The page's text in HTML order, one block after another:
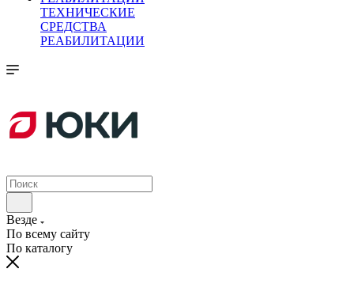
ТЕХНИЧЕСКИЕ
СРЕДСТВА
РЕАБИЛИТАЦИИ
Везде
По всему сайту
По каталогу